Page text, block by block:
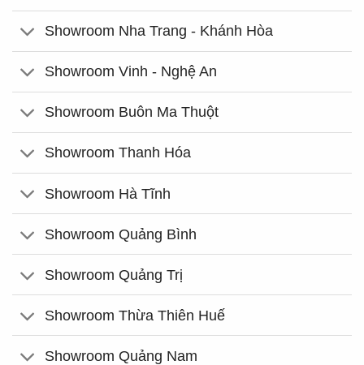
Showroom Nha Trang - Khánh Hòa
Showroom Vinh - Nghệ An
Showroom Buôn Ma Thuột
Showroom Thanh Hóa
Showroom Hà Tĩnh
Showroom Quảng Bình
Showroom Quảng Trị
Showroom Thừa Thiên Huế
Showroom Quảng Nam